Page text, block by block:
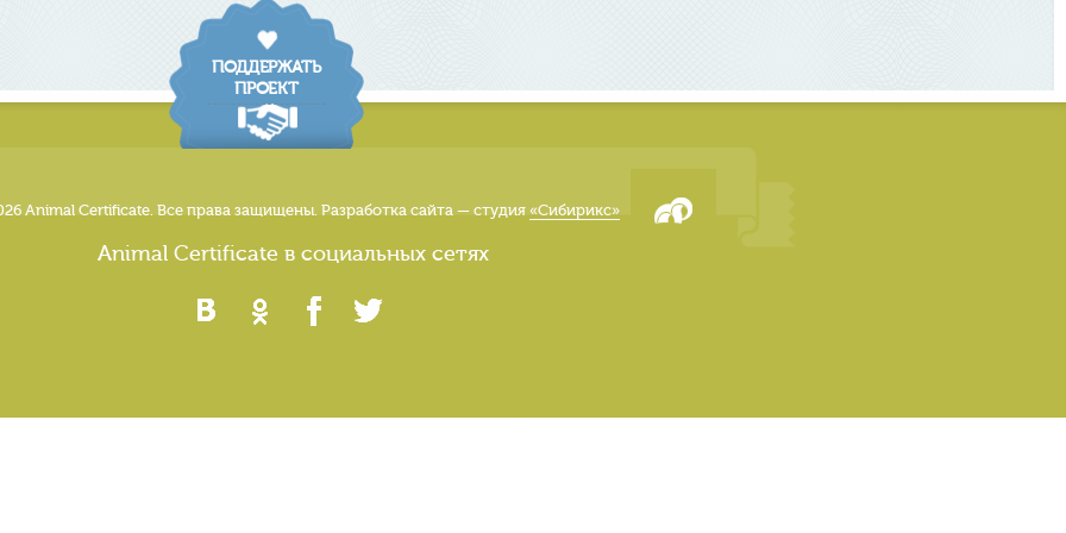
ПОДДЕРЖАТЬ
ПРОЕКТ
Animal Certificate. Все права защищены. Разработка сайта — студия «Сибирикс»
Animal Certificate в социальных сетях